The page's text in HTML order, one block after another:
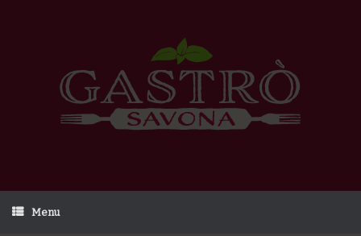
Menu